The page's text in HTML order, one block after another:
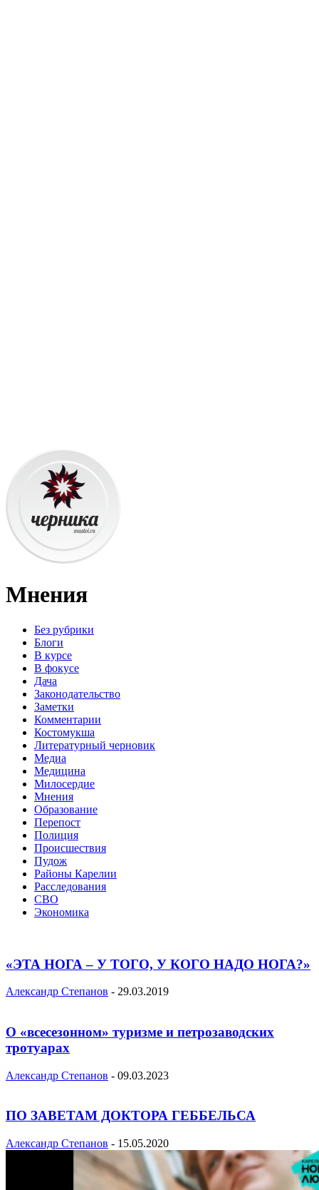
Мнения
Без рубрики
Блоги
В курсе
В фокусе
Дача
Законодательство
Заметки
Комментарии
Костомукша
Литературный черновик
Медиа
Медицина
Милосердие
Мнения
Образование
Перепост
Полиция
Происшествия
Пудож
Районы Карелии
Расследования
СВО
Экономика
«ЭТА НОГА – У ТОГО, У КОГО НАДО НОГА?»
Александр Степанов - 29.03.2019
О «всесезонном» туризме и петрозаводских
тротуарах
Александр Степанов - 09.03.2023
ПО ЗАВЕТАМ ДОКТОРА ГЕББЕЛЬСА
Александр Степанов - 15.05.2020